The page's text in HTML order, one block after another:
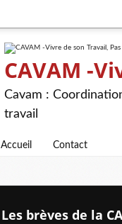
CAVAM -
Cavam :
travail
Accueil Contact
Les brèves de la